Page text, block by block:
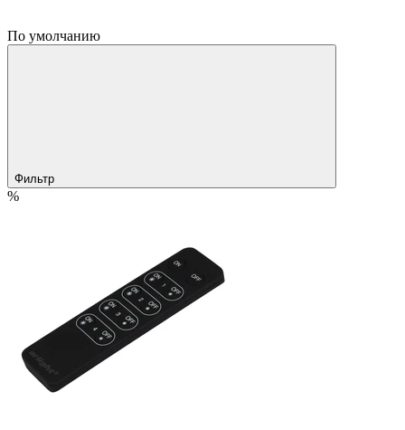
По умолчанию
Фильтр
%